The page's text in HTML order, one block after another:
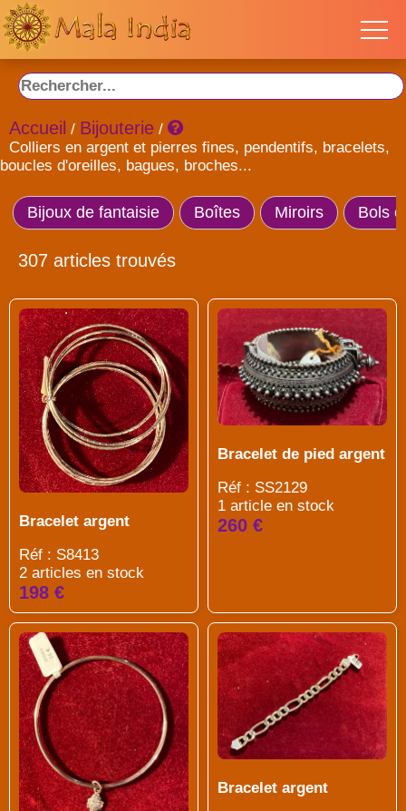
Accueil / Bijouterie /
Colliers en argent et pierres fines, pendentifs, bracelets,
boucles d'oreilles, bagues, broches...
Bijoux de fantaisie Boîtes Miroirs Bols
307 articles trouvés
Bracelet argent
Réf : S8413
2 articles en stock
198 €
Bracelet de pied argent
Réf : SS2129
1 article en stock
260 €
Bracelet argent